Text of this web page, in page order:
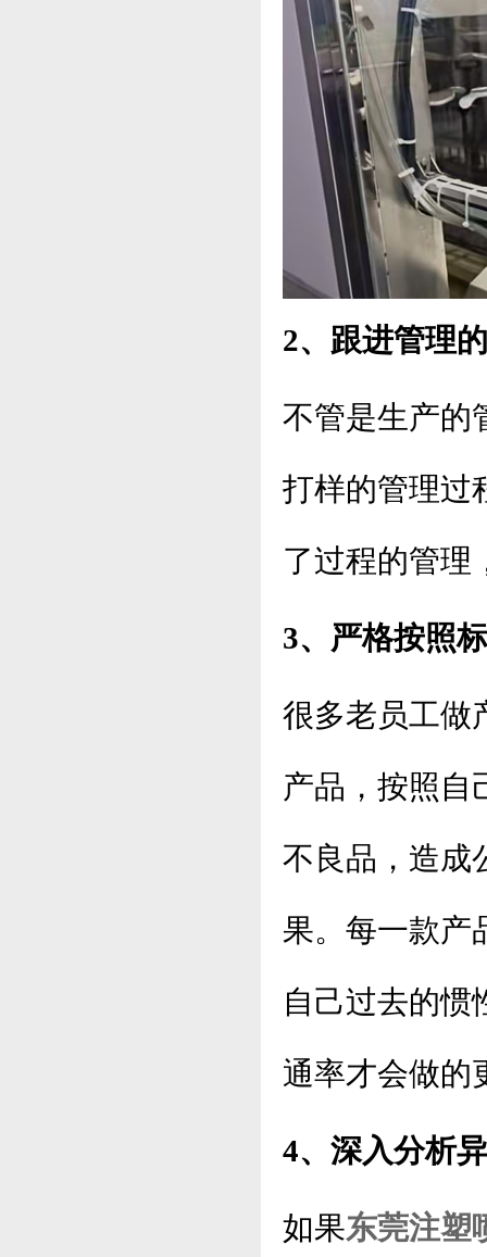
2、跟进管理
不管是生产的
打样的管理过
了过程的管理
3、严格按照
很多老员工做
产品，按照自
不良品，造成
果。每一款产
自己过去的惯
通率才会做的
4、深入分析
如果东莞注塑